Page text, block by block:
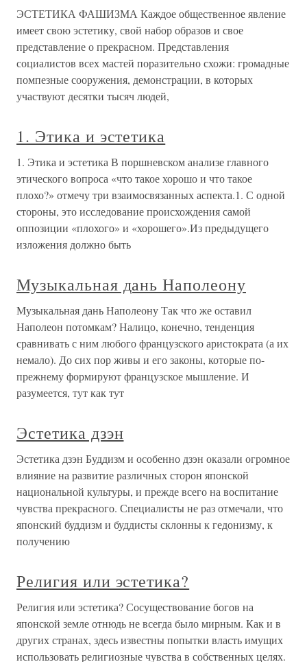
ЭСТЕТИКА ФАШИЗМА Каждое общественное явление
имеет свою эстетику, свой набор образов и свое
представление о прекрасном. Представления
социалистов всех мастей поразительно схожи: громадные
помпезные сооружения, демонстрации, в которых
участвуют десятки тысяч людей,
1. Этика и эстетика
1. Этика и эстетика В поршневском анализе главного
этического вопроса «что такое хорошо и что такое
плохо?» отмечу три взаимосвязанных аспекта.1. С одной
стороны, это исследование происхождения самой
оппозиции «плохого» и «хорошего».Из предыдущего
изложения должно быть
Музыкальная дань Наполеону
Музыкальная дань Наполеону Так что же оставил
Наполеон потомкам? Налицо, конечно, тенденция
сравнивать с ним любого французского аристократа (а их
немало). До сих пор живы и его законы, которые по-
прежнему формируют французское мышление. И
разумеется, тут как тут
Эстетика дзэн
Эстетика дзэн Буддизм и особенно дзэн оказали огромное
влияние на развитие различных сторон японской
национальной культуры, и прежде всего на воспитание
чувства прекрасного. Специалисты не раз отмечали, что
японский буддизм и буддисты склонны к гедонизму, к
получению
Религия или эстетика?
Религия или эстетика? Сосуществование богов на
японской земле отнюдь не всегда было мирным. Как и в
других странах, здесь известны попытки власть имущих
использовать религиозные чувства в собственных целях.